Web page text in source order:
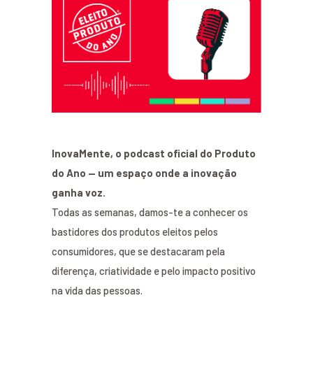
InovaMente, o podcast oficial do Produto
do Ano — um espaço onde a inovação
ganha voz.
Todas as semanas, damos-te a conhecer os
bastidores dos produtos eleitos pelos
consumidores, que se destacaram pela
diferença, criatividade e pelo impacto positivo
na vida das pessoas.